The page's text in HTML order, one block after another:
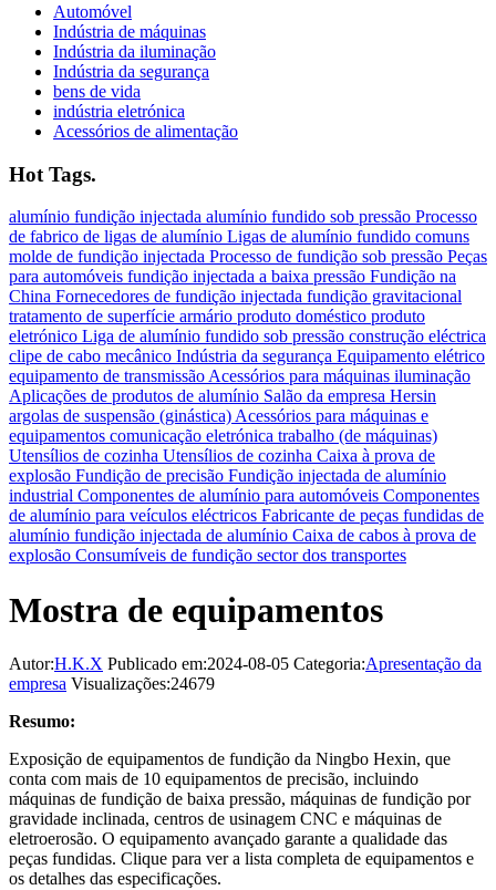
Automóvel
Indústria de máquinas
Indústria da iluminação
Indústria da segurança
bens de vida
indústria eletrónica
Acessórios de alimentação
Hot Tags.
alumínio fundição injectada alumínio fundido sob pressão Processo
de fabrico de ligas de alumínio Ligas de alumínio fundido comuns
molde de fundição injectada Processo de fundição sob pressão Peças
para automóveis fundição injectada a baixa pressão Fundição na
China Fornecedores de fundição injectada fundição gravitacional
tratamento de superfície armário produto doméstico produto
eletrónico Liga de alumínio fundido sob pressão construção eléctrica
clipe de cabo mecânico Indústria da segurança Equipamento elétrico
equipamento de transmissão Acessórios para máquinas iluminação
Aplicações de produtos de alumínio Salão da empresa Hersin
argolas de suspensão (ginástica) Acessórios para máquinas e
equipamentos comunicação eletrónica trabalho (de máquinas)
Utensílios de cozinha Utensílios de cozinha Caixa à prova de
explosão Fundição de precisão Fundição injectada de alumínio
industrial Componentes de alumínio para automóveis Componentes
de alumínio para veículos eléctricos Fabricante de peças fundidas de
alumínio fundição injectada de alumínio Caixa de cabos à prova de
explosão Consumíveis de fundição sector dos transportes
Mostra de equipamentos
Autor:H.K.X Publicado em:2024-08-05 Categoria:Apresentação da
empresa Visualizações:24679
Resumo:
Exposição de equipamentos de fundição da Ningbo Hexin, que
conta com mais de 10 equipamentos de precisão, incluindo
máquinas de fundição de baixa pressão, máquinas de fundição por
gravidade inclinada, centros de usinagem CNC e máquinas de
eletroerosão. O equipamento avançado garante a qualidade das
peças fundidas. Clique para ver a lista completa de equipamentos e
os detalhes das especificações.